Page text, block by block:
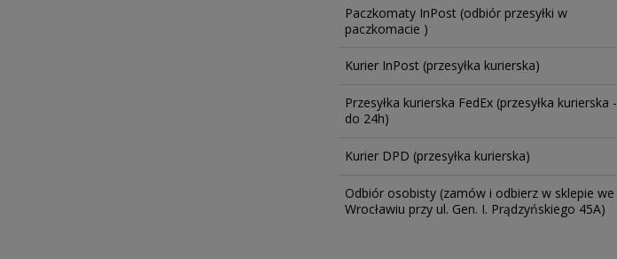
Paczkomaty InPost (odbiór przesyłki w
paczkomacie )
Kurier InPost (przesyłka kurierska)
Przesyłka kurierska FedEx (przesyłka kurierska -
do 24h)
Kurier DPD (przesyłka kurierska)
Odbiór osobisty (zamów i odbierz w sklepie we
Wrocławiu przy ul. Gen. I. Prądzyńskiego 45A)